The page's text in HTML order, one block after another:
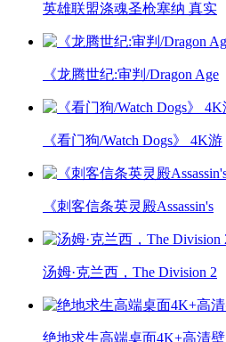
英雄联盟涤魂圣枪塞纳 真实
《龙腾世纪:审判/Dragon Age
《看门狗/Watch Dogs》 4K游
《刺客信条英灵殿Assassin's
汤姆·克兰西，The Division 2
绝地求生高端桌面4K+高清壁